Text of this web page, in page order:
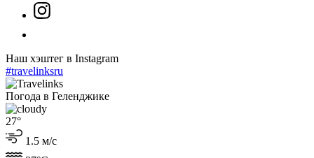
Наш хэштег в Instagram
#travelinksru
Погода в Геленджике
27°
1.5 м/с